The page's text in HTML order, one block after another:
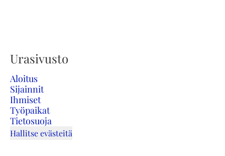
Urasivusto
Aloitus
Sijainnit
Ihmiset
Työpaikat
Tietosuoja
Hallitse evästeitä